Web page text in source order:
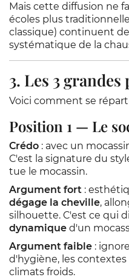
Mais cette diffusion ne
écoles plus
classique) continuent
systématique de la
3. Les 3
Voici comment se
Position 1 — Le
Crédo : avec un
C'est la signature du
tue le mocassin.
Argument fort :
dégage la cheville,
silhouette. C'est ce qui
dynamique d'un
Argument faible :
d'hygiène, les
climats froids.